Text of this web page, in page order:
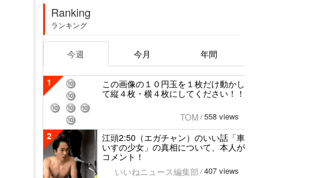
Ranking
ランキング
今週 今月 年間
1
この画像の１０円玉を１枚だけ動かし
て縦４枚・横４枚にしてください！！
TOM / 558 views
2
江頭2:50（エガチャン）のいい話「車
いすの少女」の真相について、本人が
コメント！
いいねニュース編集部 / 407 views